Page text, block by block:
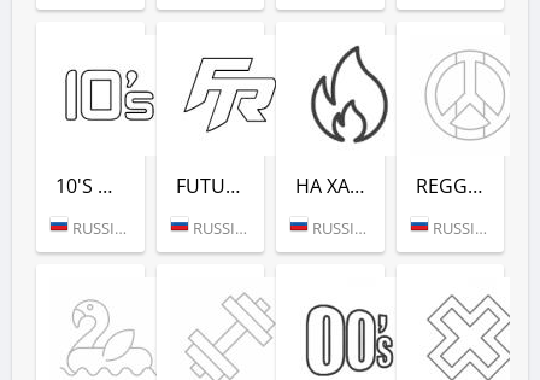
10'S DANCE (РАДИО РЕКОРД)
RUSSIA (MOSCOW)
FUTURE RAVE (РАДИО РЕКОРД)
RUSSIA (MOSCOW)
НА ХАЙПЕ (РАДИО РЕКОРД)
RUSSIA (MOSCOW)
REGGAE - РАДИО РЕКОРД
RUSSIA (MOSCOW)